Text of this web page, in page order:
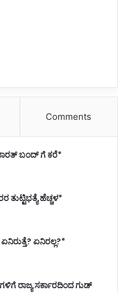
Comments
ಬಂದ್‌ ಗೆ ಕರೆ*
ತುಟ್ಟಿಭತ್ಯೆ ಹೆಚ್ಚಳ*
ಏನಿರಲ್ಲ?*
ರಾಜ್ಯ ಸರ್ಕಾರದಿಂದ ಗುಡ್